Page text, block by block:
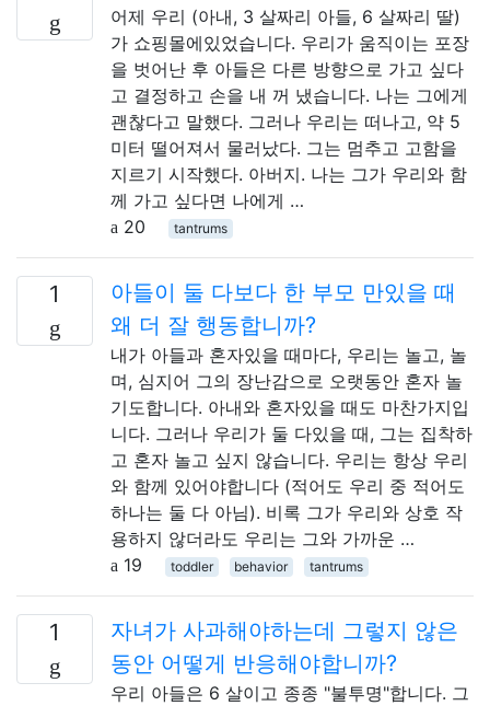
어제 우리 (아내, 3 살짜리 아들, 6 살짜리 딸)
가 쇼핑몰에있었습니다. 우리가 움직이는 포장
을 벗어난 후 아들은 다른 방향으로 가고 싶다
고 결정하고 손을 내 꺼 냈습니다. 나는 그에게
괜찮다고 말했다. 그러나 우리는 떠나고, 약 5
미터 떨어져서 물러났다. 그는 멈추고 고함을
지르기 시작했다. 아버지. 나는 그가 우리와 함
께 가고 싶다면 나에게 …
20
tantrums
1
아들이 둘 다보다 한 부모 만있을 때
왜 더 잘 행동합니까?
내가 아들과 혼자있을 때마다, 우리는 놀고, 놀
며, 심지어 그의 장난감으로 오랫동안 혼자 놀
기도합니다. 아내와 혼자있을 때도 마찬가지입
니다. 그러나 우리가 둘 다있을 때, 그는 집착하
고 혼자 놀고 싶지 않습니다. 우리는 항상 우리
와 함께 있어야합니다 (적어도 우리 중 적어도
하나는 둘 다 아님). 비록 그가 우리와 상호 작
용하지 않더라도 우리는 그와 가까운 …
19
toddler behavior tantrums
1
자녀가 사과해야하는데 그렇지 않은
동안 어떻게 반응해야합니까?
우리 아들은 6 살이고 종종 "불투명"합니다. 그